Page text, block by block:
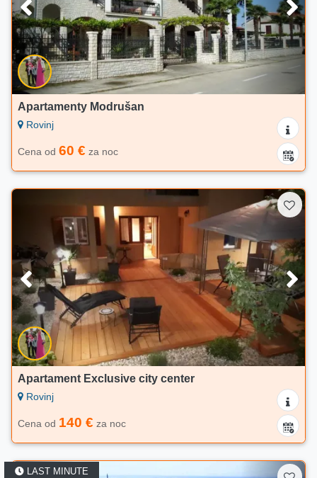
Apartamenty Modrušan
Rovinj
Cena od 60 € za noc
Apartament Exclusive city center
Rovinj
Cena od 140 € za noc
LAST MINUTE